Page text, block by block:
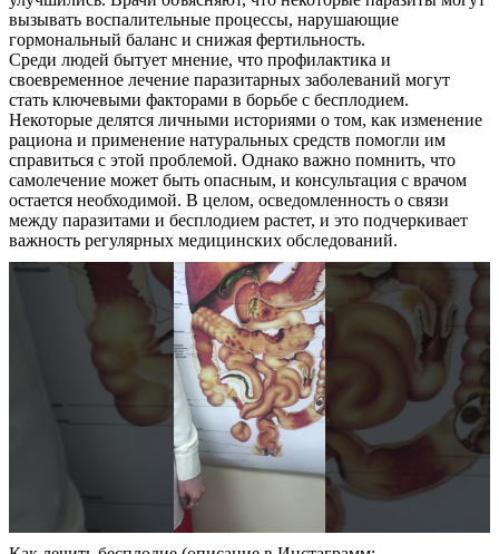
вызывать воспалительные процессы, нарушающие
гормональный баланс и снижая фертильность.
Среди людей бытует мнение, что профилактика и
своевременное лечение паразитарных заболеваний могут
стать ключевыми факторами в борьбе с бесплодием.
Некоторые делятся личными историями о том, как изменение
рациона и применение натуральных средств помогли им
справиться с этой проблемой. Однако важно помнить, что
самолечение может быть опасным, и консультация с врачом
остается необходимой. В целом, осведомленность о связи
между паразитами и бесплодием растет, и это подчеркивает
важность регулярных медицинских обследований.